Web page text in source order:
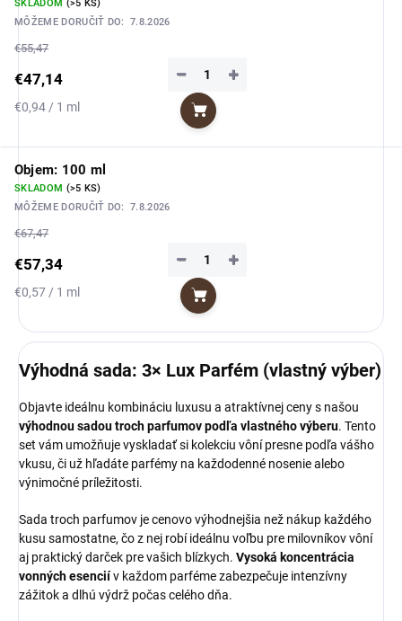
SKLADOM (>5 KS)
MÔŽEME DORUČIŤ DO:
7.8.2026
€55,47
€47,14
Jednotková
€0,94 / 1 ml
+
−
Do košíka
Objem: 100 ml
SKLADOM (>5 KS)
MÔŽEME DORUČIŤ DO:
7.8.2026
€67,47
€57,34
Jednotková
€0,57 / 1 ml
+
−
Do košíka
Výhodná sada: 3× Lux Parfém (vlastný výber)
Objavte ideálnu kombináciu luxusu a atraktívnej ceny s našou
výhodnou sadou troch parfumov podľa vlastného výberu. Tento
set vám umožňuje vyskladať si kolekciu vôní presne podľa vášho
vkusu, či už hľadáte parfémy na každodenné nosenie alebo
výnimočné príležitosti.
Sada troch parfumov je cenovo výhodnejšia než nákup každého
kusu samostatne, čo z nej robí ideálnu voľbu pre milovníkov vôní
aj praktický darček pre vašich blízkych. Vysoká koncentrácia
vonných esenciív každom parféme zabezpečuje intenzívny
zážitok a dlhú výdrž počas celého dňa.